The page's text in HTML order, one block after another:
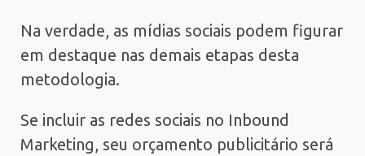
Na verdade, as mídias sociais podem figurar
em destaque nas demais etapas desta
metodologia.
Se incluir as redes sociais no Inbound
Marketing, seu orçamento publicitário será